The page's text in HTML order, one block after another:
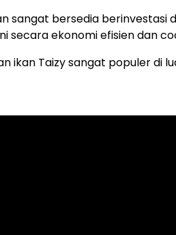
sangat bersedia berinvestasi
secara ekonomi efisien dan
ikan Taizy sangat populer di